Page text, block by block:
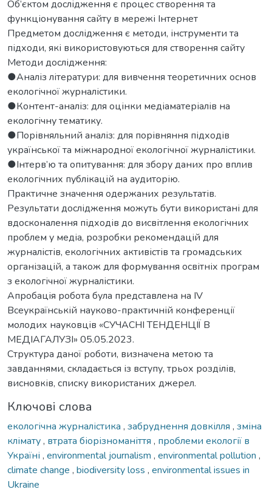
Об’єктом дослідження є процес створення та
функціонування сайту в мережі Інтернет
Предметом дослідження є методи, інструменти та
підходи, які використовуються для створення сайту
Методи дослідження:
●Аналіз літератури: для вивчення теоретичних основ
екологічної журналістики.
●Контент-аналіз: для оцінки медіаматеріалів на
екологічну тематику.
●Порівняльний аналіз: для порівняння підходів
української та міжнародної екологічної журналістики.
●Інтерв’ю та опитування: для збору даних про вплив
екологічних публікацій на аудиторію.
Практичне значення одержаних результатів.
Результати дослідження можуть бути використані для
вдосконалення підходів до висвітлення екологічних
проблем у медіа, розробки рекомендацій для
журналістів, екологічних активістів та громадських
організацій, а також для формування освітніх програм
з екологічної журналістики.
Апробація робота була представлена на ІV
Всеукраїнській науково-практичній конференції
молодих науковців «СУЧАСНІ ТЕНДЕНЦІЇ В
МЕДІАГАЛУЗІ» 05.05.2023.
Структура даної роботи, визначена метою та
завданнями, складається із вступу, трьох розділів,
висновків, списку використаних джерел.
Ключові слова
екологічна журналістика , забруднення довкілля , зміна
клімату, втрата біорізноманіття , проблеми екології в
Україні , environmental journalism , environmental pollution ,
climate change , biodiversity loss , environmental issues in
Ukraine